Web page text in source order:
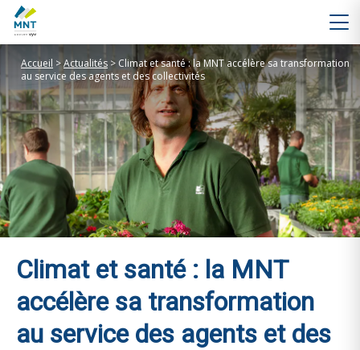
Accueil >Actualités > Climat et santé : la MNT accélère sa transformation
au service des agents et des collectivités
Climat et santé : la MNT
accélère sa transformation
au service des agents et des